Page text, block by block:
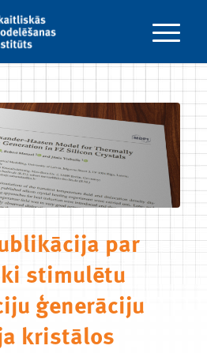
par
stimulētu
ģenerāciju
kristālos